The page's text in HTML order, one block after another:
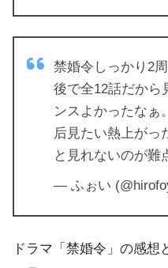
禁婚令しっかり2
後で全12話だから
ンスよかったなぁ
后見たい熱上がっ
と見れないのが難
— ふぉい
ドラマ「禁婚令」の感